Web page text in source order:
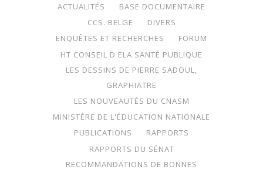
ACTUALITÉS
BASE DOCUMENTAIRE
CCS. BELGE
DIVERS
ENQUÊTES ET RECHERCHES
FORUM
HT CONSEIL D ELA SANTÉ PUBLIQUE
LES DESSINS DE PIERRE SADOUL,
GRAPHIATRE
LES NOUVEAUTÉS DU CNASM
MINISTÈRE DE L'ÉDUCATION NATIONALE
PUBLICATIONS
RAPPORTS
RAPPORTS DU SÉNAT
RECOMMANDATIONS DE BONNES